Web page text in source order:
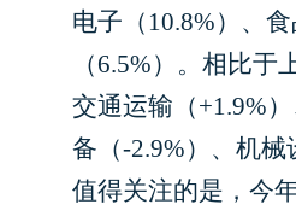
电子（10.8%）、
（6.5%）。相比
交通运输（+1.9%
备（-2.9%）、机
值得关注的是，今